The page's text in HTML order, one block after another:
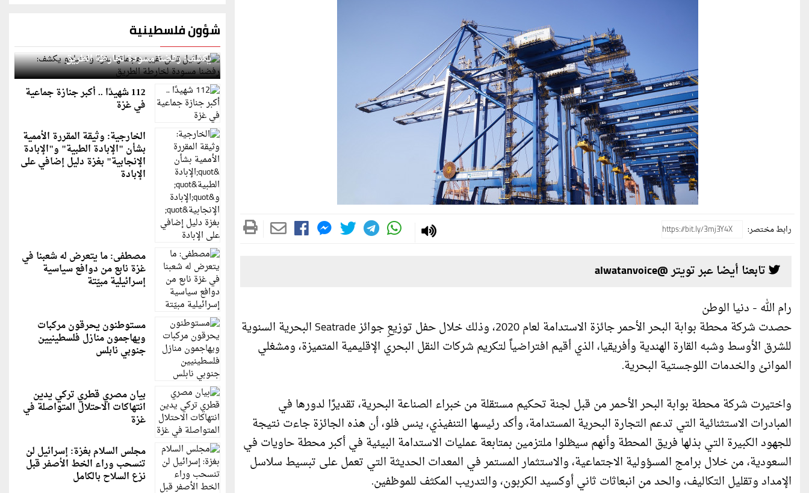
رابط مختصر:
تابعنا أيضا عبر تويتر @alwatanvoice
رام الله - دنيا الوطن
حصدت شركة محطة بوابة البحر الأحمر جائزة الاستدامة لعام 2020، وذلك خلال حفل توزيعِ جوائز Seatrade البحرية السنوية
للشرق الأوسط وشبه القارة الهندية وأفريقيا، الذي أقيم افتراضياً لتكريم شركات النقل البحري الإقليمية المتميزة، ومشغلي
الموانئ والخدمات اللوجستية البحرية.
واختيرت شركة محطة بوابة البحر الأحمر من قبل لجنة تحكيم مستقلة من خبراء الصناعة البحرية، تقديرًا لدورها في
المبادرات الاستثنائية التي تدعم التجارة البحرية المستدامة، وأكد رئيسها التنفيذي، ينس فلو، أن هذه الجائزة جاءت نتيجة
للجهود الكبيرة التي بذلها فريق المحطة وأنهم سيظلوا ملتزمين بمتابعة عمليات الاستدامة البيئية في أكبر محطة حاويات في
السعودية، من خلال برامج المسؤولية الاجتماعية، والاستثمار المستمر في المعدات الحديثة التي تعمل على تبسيط سلاسل
الإمداد وتقليل التكاليف، والحد من انبعاثات ثاني أوكسيد الكربون، والتدريب المكثف للموظفين.
شؤون فلسطينية
إسرائيل تعلن تقييد هجماتها بغزة ونتنياهو
يكشف: رفضنا مسودة لخارطة الطريق
112 شهيدًا .. أكبر جنازة جماعية
في غزة
الخارجية: وثيقة المقررة الأممية
بشأن "الإبادة الطبية" و"الإبادة
الإنجابية" بغزة دليل إضافي على
الإبادة
مصطفى: ما يتعرض له شعبنا في
غزة نابع من دوافع سياسية
إسرائيلية مبيّتة
مستوطنون يحرقون مركبات
ويهاجمون منازل فلسطينيين
جنوبي نابلس
بيان مصري قطري تركي يدين
انتهاكات الاحتلال المتواصلة في
غزة
مجلس السلام بغزة: إسرائيل لن
تنسحب وراء الخط الأصفر قبل
نزع السلاح بالكامل